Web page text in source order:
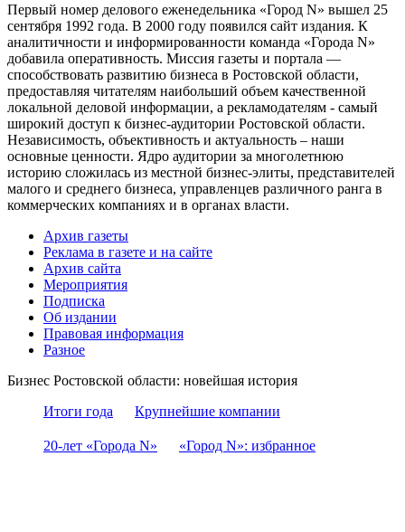
Первый номер делового еженедельника «Город N» вышел 25
сентября 1992 года. В 2000 году появился сайт издания. К
аналитичности и информированности команда «Города N»
добавила оперативность. Миссия газеты и портала —
способствовать развитию бизнеса в Ростовской области,
предоставляя читателям наибольший объем качественной
локальной деловой информации, а рекламодателям - самый
широкий доступ к бизнес-аудитории Ростовской области.
Независимость, объективность и актуальность – наши
основные ценности. Ядро аудитории за многолетнюю
историю сложилась из местной бизнес-элиты, представителей
малого и среднего бизнеса, управленцев различного ранга в
коммерческих компаниях и в органах власти.
Архив газеты
Реклама в газете и на сайте
Архив сайта
Мероприятия
Подписка
Об издании
Правовая информация
Разное
Бизнес Ростовской области: новейшая история
Итоги года
Крупнейшие компании
20-лет «Города N» «Город N»: избранное